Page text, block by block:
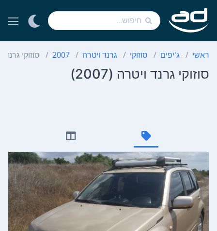
ראשי ג'יפים סוזוקי גרנד ויטרה 2007 סוזוקי גרנד
סוזוקי גרנד ויטרה (2007)